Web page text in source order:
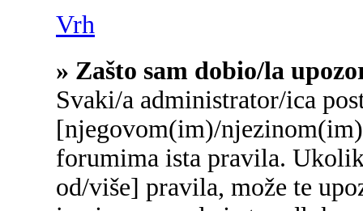
Vrh
» Zašto sam dobio/la
Svaki/a administrator/ica
[njegovom(im)/
forumima ista pravila.
od/više] pravila, može te